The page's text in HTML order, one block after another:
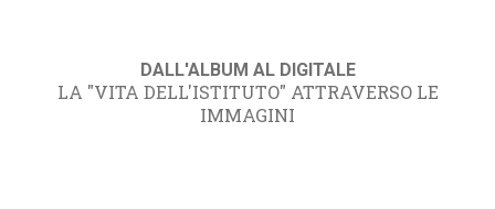
DALL'ALBUM AL DIGITALE
LA "VITA DELL'ISTITUTO" ATTRAVERSO LE
IMMAGINI